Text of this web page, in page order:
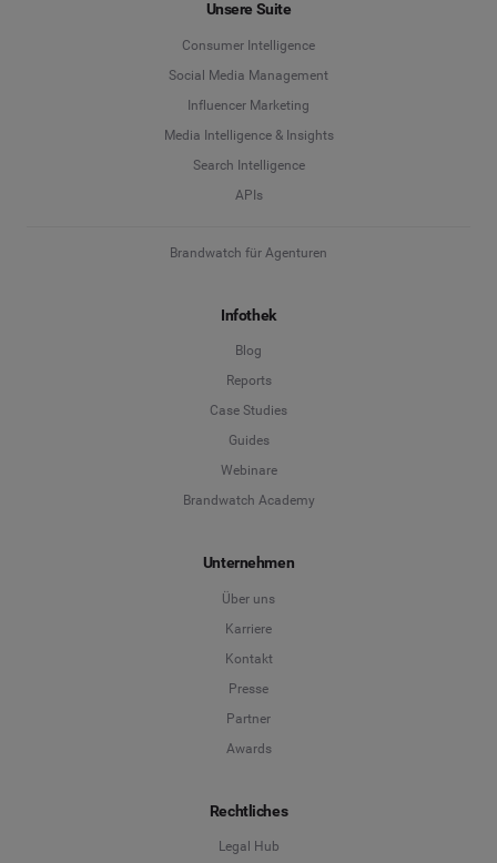
Unsere Suite
Consumer Intelligence
Social Media Management
Influencer Marketing
Media Intelligence & Insights
Search Intelligence
APIs
Brandwatch für Agenturen
Infothek
Blog
Reports
Case Studies
Guides
Webinare
Brandwatch Academy
Unternehmen
Über uns
Karriere
Kontakt
Presse
Partner
Awards
Rechtliches
Legal Hub